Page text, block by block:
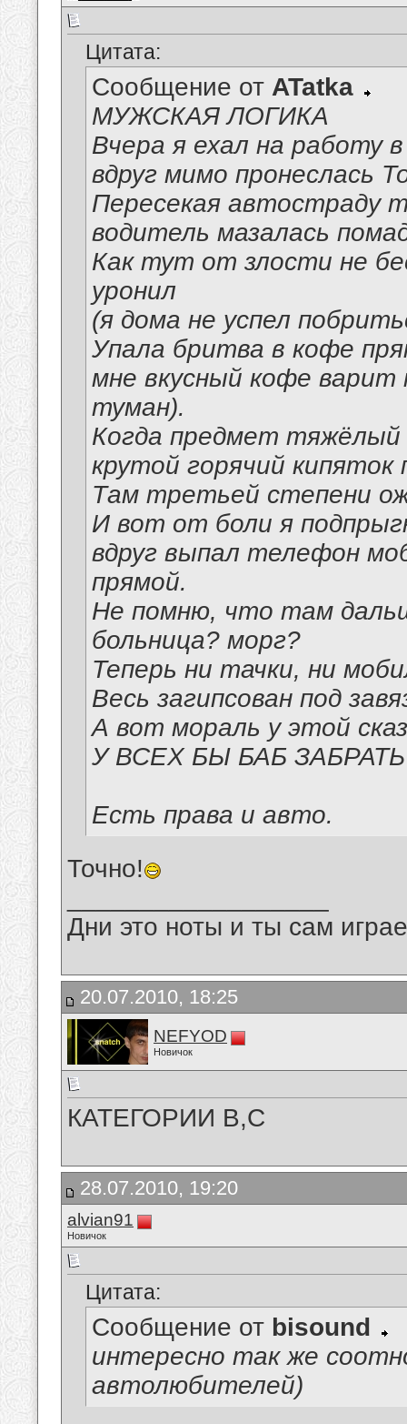
Цитата:
Сообщение от ATatka
МУЖСКАЯ ЛОГИКА
Вчера я ехал на работу
вдруг мимо пронеслась
Пересекая автостраду
водитель мазалась
Как тут от злости не
уронил
(я дома не успел
Упала бритва в кофе
мне вкусный кофе
туман).
Когда предмет тяжёлый
крутой горячий кипяток
Tам третьей степени
И вот от боли я
вдруг выпал телефон
прямой.
Не помню, что там
больница? морг?
Теперь ни тачки, ни
Весь загипсован под
А вот мораль у этой
У ВСЕХ БЫ БАБ
Есть права и авто.
Точно!
Дни это ноты и ты сам
20.07.2010, 18:25
NEFYOD
Новичок
КАТЕГОРИИ B,C
28.07.2010, 19:20
alvian91
Новичок
Цитата:
Сообщение от bisound
интересно так же
автолюбителей)